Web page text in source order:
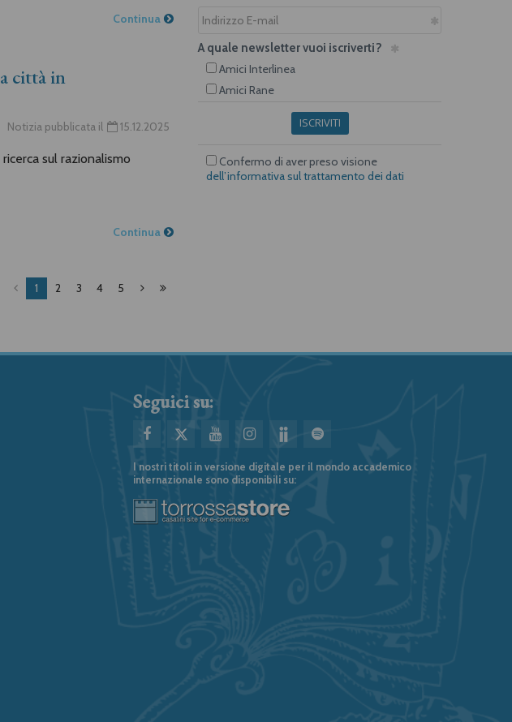
Continua
città in
Notizia pubblicata il 15.12.2025
sul razionalismo
Continua
1 2 3 4 5
A quale newsletter vuoi iscriverti?
Amici Interlinea
Amici Rane
ISCRIVITI
Confermo di aver preso visione
dell’informativa sul trattamento dei dati
Seguici su:
I nostri titoli in versione digitale per il mondo accademico
internazionale sono disponibili su: